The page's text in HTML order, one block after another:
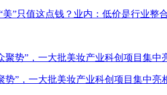
”只值这点钱？业内：低价是行业整
势”，一大批美妆产业科创项目集中亮